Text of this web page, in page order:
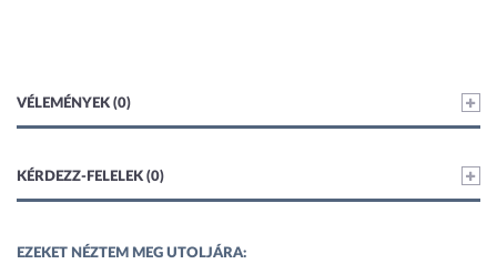
VÉLEMÉNYEK (0)
KÉRDEZZ-FELELEK (0)
EZEKET NÉZTEM MEG UTOLJÁRA: